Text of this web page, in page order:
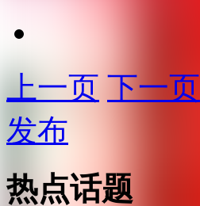
上一页 下一页
发布
热点话题